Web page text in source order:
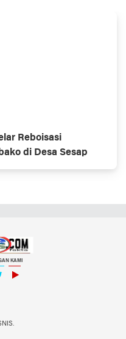
Reboisasi
di Desa Sesap
KAMI